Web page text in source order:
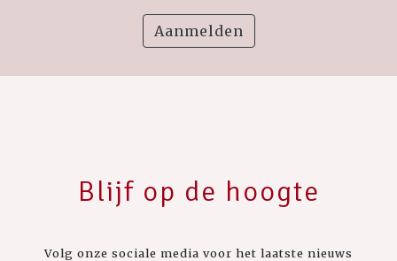
Aanmelden
Blijf op de hoogte
Volg onze sociale media voor het laatste nieuws